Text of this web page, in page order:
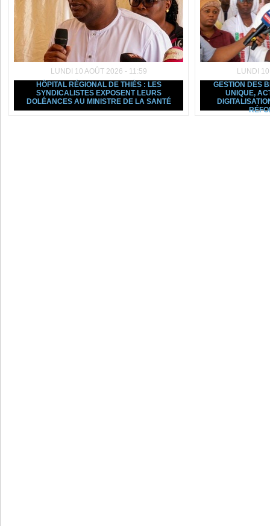
LUNDI 10 AOÛT 2026 - 11:59
HÔPITAL RÉGIONAL DE THIÈS : LES
SYNDICALISTES EXPOSENT LEURS
DOLÉANCES AU MINISTRE DE LA SANTÉ
LUNDI
GESTION DES
UNIQUE,